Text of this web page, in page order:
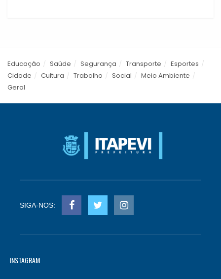
Educação Saúde Segurança Transporte
Esportes
Cidade
Cultura Trabalho Social
Meio Ambiente
Geral
SIGA-NOS:
INSTAGRAM